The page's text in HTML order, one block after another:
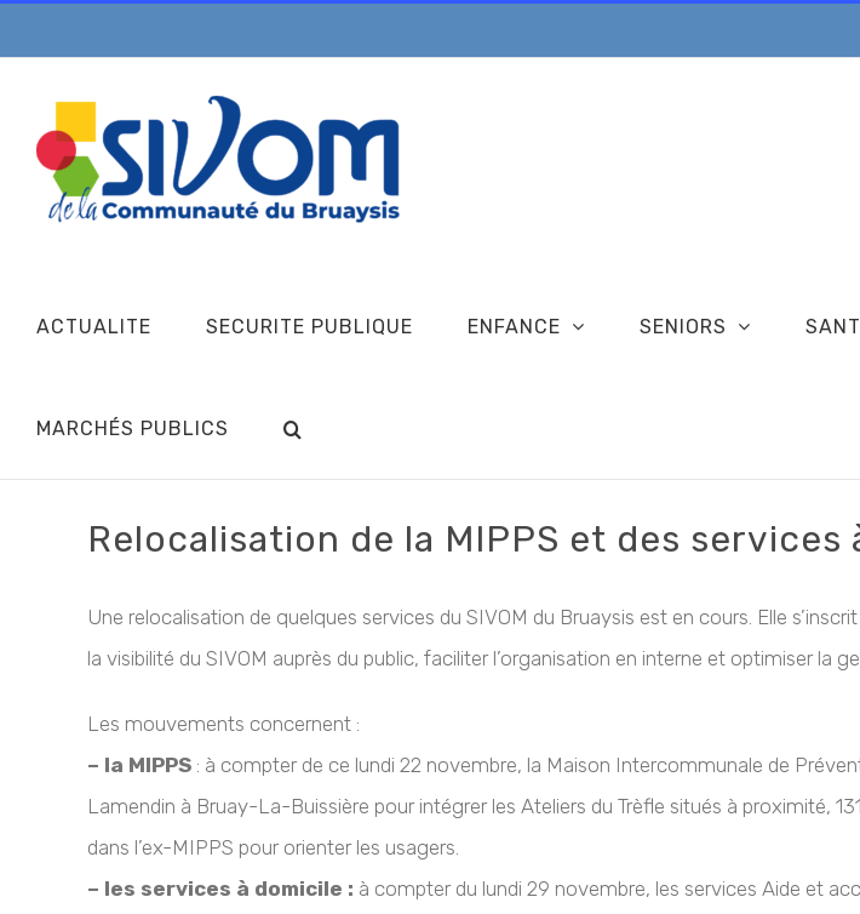
au
contenu
ACTUALITE SECURITE PUBLIQUE ENFANCE SENIORS
MARCHÉS PUBLICS
Relocalisation de la MIPPS et des services
Une relocalisation de quelques services du SIVOM du Bruaysis est en cours. Elle
la visibilité du SIVOM auprès du public, faciliter l’organisation en interne et optimiser la
Les mouvements concernent :
– la MIPPS: à compter de ce lundi 22 novembre, la Maison Intercommunale de
Lamendin à Bruay-La-Buissière pour intégrer les Ateliers du Trèfle situés à proximité,
dans l’ex-MIPPS pour orienter les usagers.
– les services à domicile : à compter du lundi 29 novembre, les services Aide et